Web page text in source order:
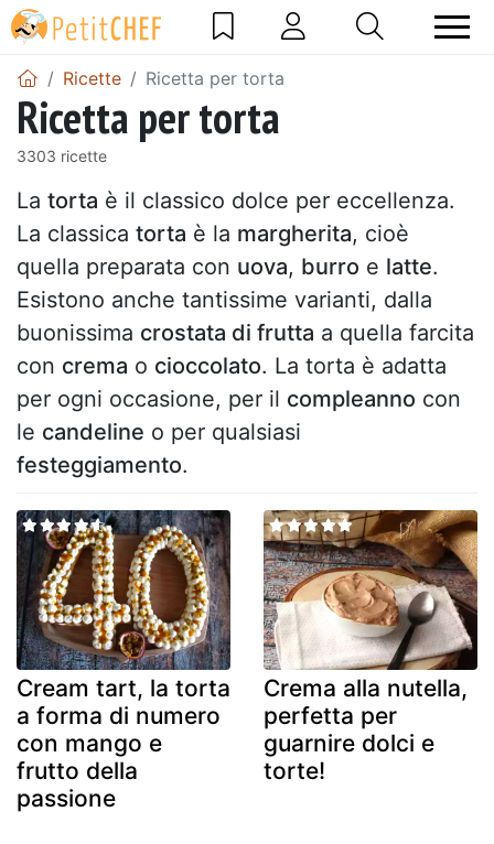
Ricette Ricetta per torta
Ricetta per torta
3303 ricette
La torta è il classico dolce per eccellenza.
La classica torta è la margherita, cioè
quella preparata con uova, burro e latte.
Esistono anche tantissime varianti, dalla
buonissima crostata di frutta a quella farcita
con crema o cioccolato. La torta è adatta
per ogni occasione, per il compleanno con
le candeline o per qualsiasi
festeggiamento.
Cream tart, la torta
a forma di numero
con mango e
frutto della
passione
Crema alla nutella,
perfetta per
guarnire dolci e
torte!